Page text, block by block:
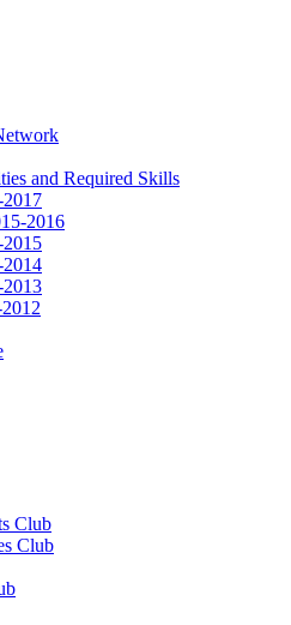
and Required Skills
2016
Club
Club